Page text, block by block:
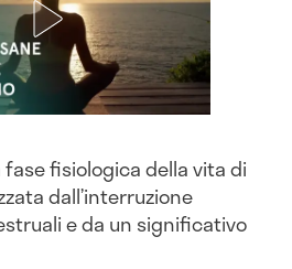
fisiologica della vita di
dall’interruzione
e da un significativo